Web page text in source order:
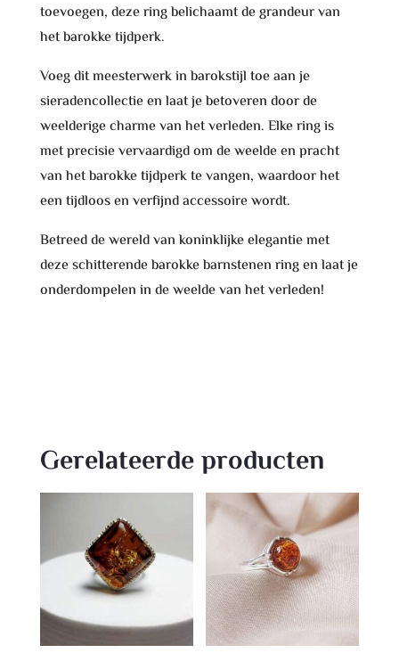
toevoegen, deze ring belichaamt de grandeur van
het barokke tijdperk.
Voeg dit meesterwerk in barokstijl toe aan je
sieradencollectie en laat je betoveren door de
weelderige charme van het verleden. Elke ring is
met precisie vervaardigd om de weelde en pracht
van het barokke tijdperk te vangen, waardoor het
een tijdloos en verfijnd accessoire wordt.
Betreed de wereld van koninklijke elegantie met
deze schitterende barokke barnstenen ring en laat je
onderdompelen in de weelde van het verleden!
Gerelateerde producten